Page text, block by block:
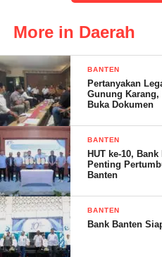
“Tentu, untuk meraih semua itu,
gotong royong membangun
memajukan daerah dan
Kalanganyar,”harapnya.
(R.haryanto)
More in Daerah
BANTEN
Pertanyakan
Gunung Karang,
Buka Dokumen
BANTEN
HUT ke-10,
Penting
Banten
BANTEN
Bank Banten